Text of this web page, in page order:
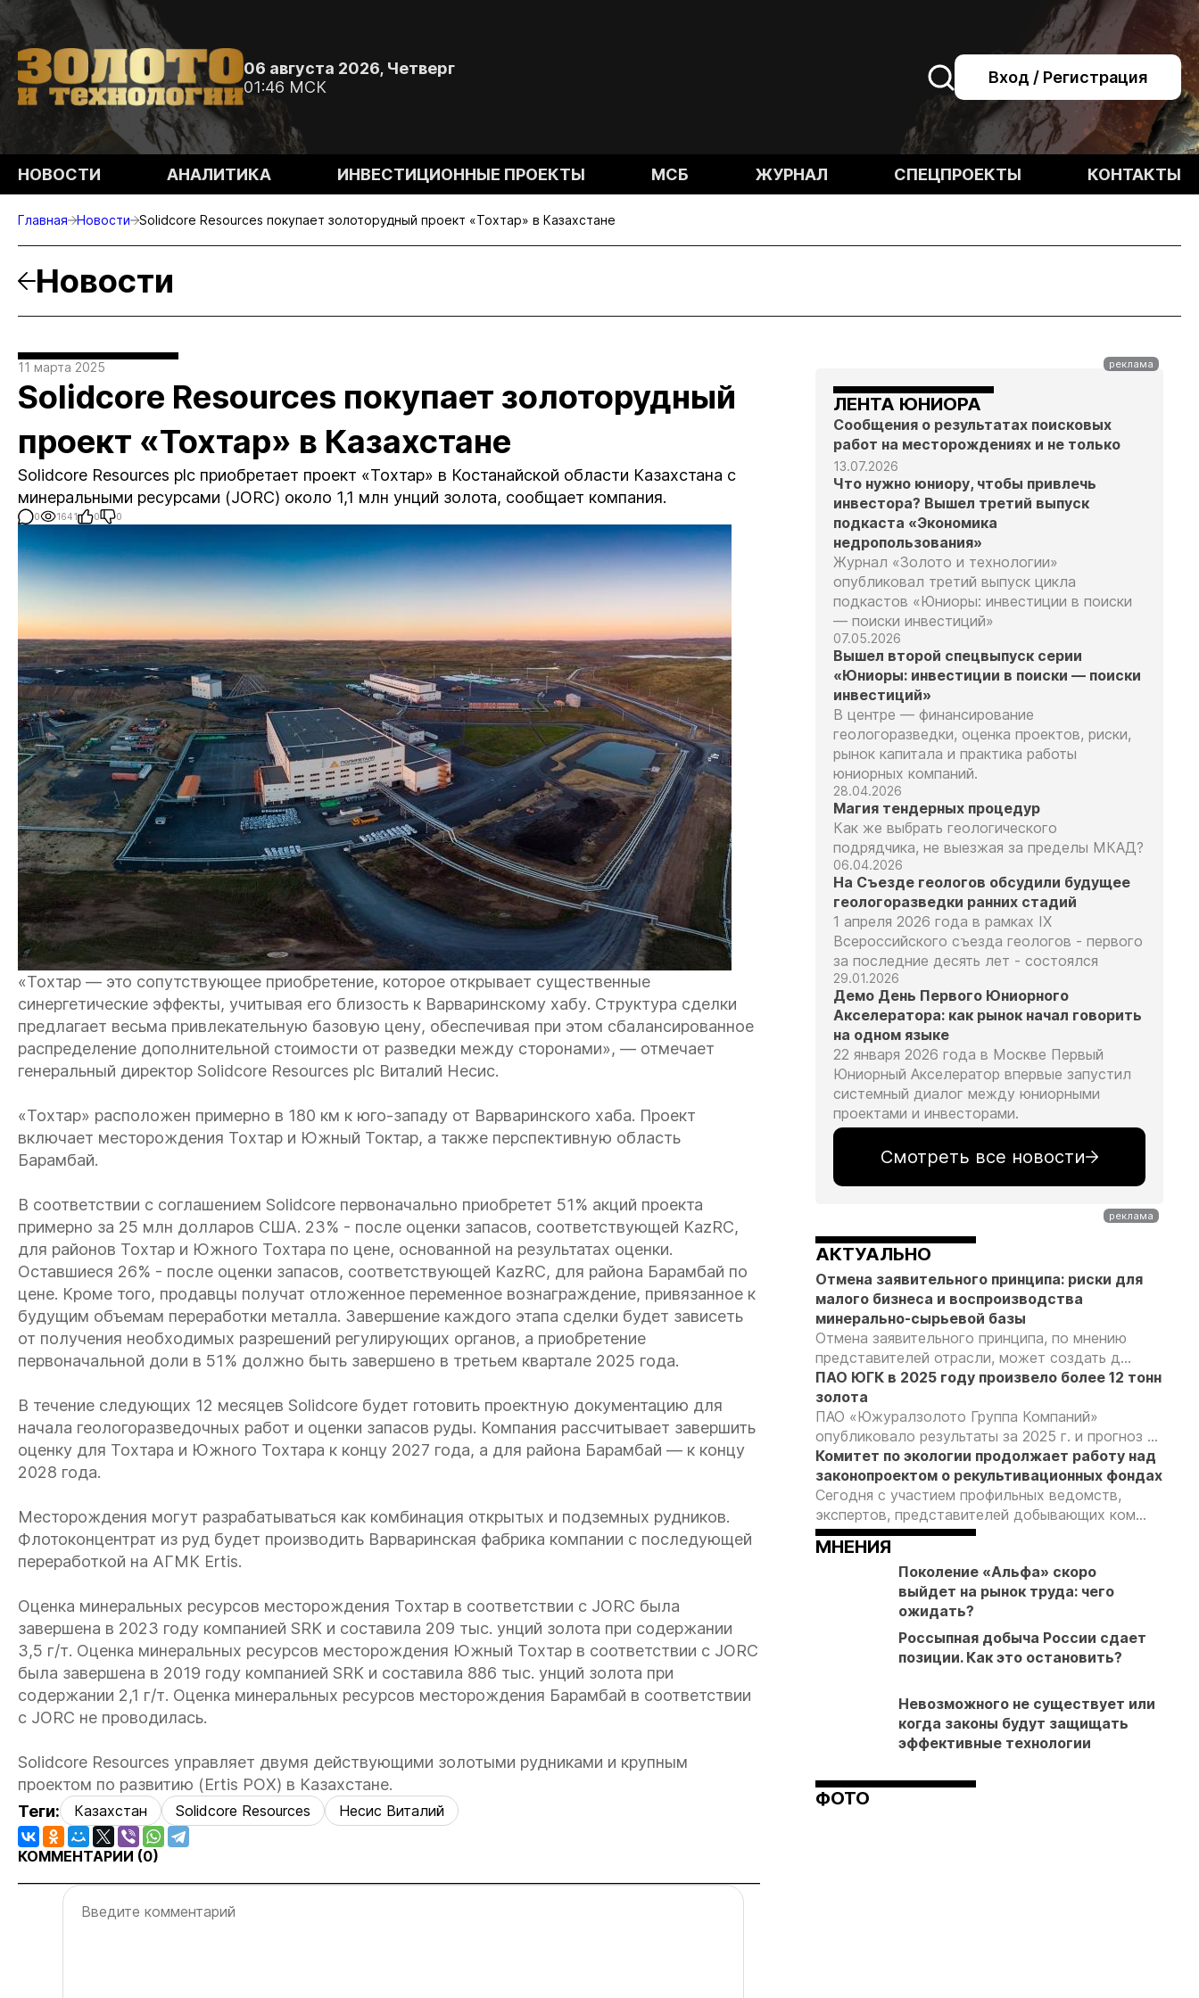
06 августа 2026, Четверг
01:46 МСК
Вход / Регистрация
НОВОСТИ АНАЛИТИКА ИНВЕСТИЦИОННЫЕ ПРОЕКТЫ МСБ ЖУРНАЛ СПЕЦПРОЕКТЫ КОНТАКТЫ
Главная Новости Solidcore Resources покупает золоторудный проект «Тохтар» в Казахстане
Новости
11 марта 2025
Solidcore Resources покупает золоторудный
проект «Тохтар» в Казахстане
Solidcore Resources plc приобретает проект «Тохтар» в Костанайской области Казахстана с
минеральными ресурсами (JORC) около 1,1 млн унций золота, сообщает компания.
0 1641 0 0
«Тохтар — это сопутствующее приобретение, которое открывает существенные
синергетические эффекты, учитывая его близость к Варваринскому хабу. Структура сделки
предлагает весьма привлекательную базовую цену, обеспечивая при этом сбалансированное
распределение дополнительной стоимости от разведки между сторонами», — отмечает
генеральный директор Solidcore Resources plc Виталий Несис.
«Тохтар» расположен примерно в 180 км к юго-западу от Варваринского хаба. Проект
включает месторождения Тохтар и Южный Токтар, а также перспективную область
Барамбай.
В соответствии с соглашением Solidcore первоначально приобретет 51% акций проекта
примерно за 25 млн долларов США. 23% - после оценки запасов, соответствующей KazRC,
для районов Тохтар и Южного Тохтара по цене, основанной на результатах оценки.
Оставшиеся 26% - после оценки запасов, соответствующей KazRC, для района Барамбай по
цене. Кроме того, продавцы получат отложенное переменное вознаграждение, привязанное к
будущим объемам переработки металла. Завершение каждого этапа сделки будет зависеть
от получения необходимых разрешений регулирующих органов, а приобретение
первоначальной доли в 51% должно быть завершено в третьем квартале 2025 года.
В течение следующих 12 месяцев Solidcore будет готовить проектную документацию для
начала геологоразведочных работ и оценки запасов руды. Компания рассчитывает завершить
оценку для Тохтара и Южного Тохтара к концу 2027 года, а для района Барамбай — к концу
2028 года.
Месторождения могут разрабатываться как комбинация открытых и подземных рудников.
Флотоконцентрат из руд будет производить Варваринская фабрика компании с последующей
переработкой на АГМК Ertis.
Оценка минеральных ресурсов месторождения Тохтар в соответствии с JORC была
завершена в 2023 году компанией SRK и составила 209 тыс. унций золота при содержании
3,5 г/т. Оценка минеральных ресурсов месторождения Южный Тохтар в соответствии с JORC
была завершена в 2019 году компанией SRK и составила 886 тыс. унций золота при
содержании 2,1 г/т. Оценка минеральных ресурсов месторождения Барамбай в соответствии
с JORC не проводилась.
Solidcore Resources управляет двумя действующими золотыми рудниками и крупным
проектом по развитию (Ertis POX) в Казахстане.
Теги:
Казахстан Solidcore Resources Несис Виталий
КОММЕНТАРИИ (0)
ЛЕНТА ЮНИОРА
Сообщения о результатах поисковых
работ на месторождениях и не только
13.07.2026
Что нужно юниору, чтобы привлечь
инвестора? Вышел третий выпуск
подкаста «Экономика
недропользования»
Журнал «Золото и технологии»
опубликовал третий выпуск цикла
подкастов «Юниоры: инвестиции в поиски
— поиски инвестиций»
07.05.2026
Вышел второй спецвыпуск серии
«Юниоры: инвестиции в поиски — поиски
инвестиций»
В центре — финансирование
геологоразведки, оценка проектов, риски,
рынок капитала и практика работы
юниорных компаний.
28.04.2026
Магия тендерных процедур
Как же выбрать геологического
подрядчика, не выезжая за пределы МКАД?
06.04.2026
На Съезде геологов обсудили будущее
геологоразведки ранних стадий
1 апреля 2026 года в рамках IX
Всероссийского съезда геологов - первого
за последние десять лет - состоялся
29.01.2026
Демо День Первого Юниорного
Акселератора: как рынок начал говорить
на одном языке
22 января 2026 года в Москве Первый
Юниорный Акселератор впервые запустил
системный диалог между юниорными
проектами и инвесторами.
Смотреть все новости
АКТУАЛЬНО
Отмена заявительного принципа: риски для
малого бизнеса и воспроизводства
минерально-сырьевой базы
Отмена заявительного принципа, по мнению
представителей отрасли, может создать д...
ПАО ЮГК в 2025 году произвело более 12 тонн
золота
ПАО «Южуралзолото Группа Компаний»
опубликовало результаты за 2025 г. и прогноз ...
Комитет по экологии продолжает работу над
законопроектом о рекультивационных фондах
Сегодня с участием профильных ведомств,
экспертов, представителей добывающих ком...
МНЕНИЯ
Поколение «Альфа» скоро
выйдет на рынок труда: чего
ожидать?
Россыпная добыча России сдает
позиции. Как это остановить?
Невозможного не существует или
когда законы будут защищать
эффективные технологии
ФОТО